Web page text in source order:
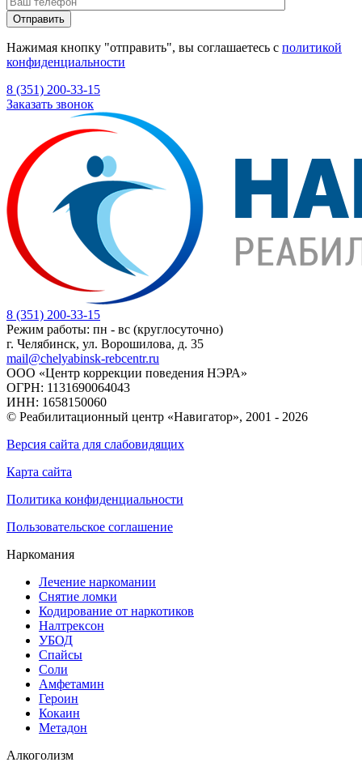
Нажимая кнопку "отправить", вы соглашаетесь с политикой
конфиденциальности
8 (351) 200-33-15
Заказать звонок
8 (351) 200-33-15
Режим работы: пн - вс (круглосуточно)
г. Челябинск, ул. Ворошилова, д. 35
mail@chelyabinsk-rebcentr.ru
ООО «Центр коррекции поведения НЭРА»
ОГРН: 1131690064043
ИНН: 1658150060
© Реабилитационный центр «Навигатор», 2001 - 2026
Версия сайта для слабовидящих
Карта сайта
Политика конфиденциальности
Пользовательское соглашение
Наркомания
Лечение наркомании
Снятие ломки
Кодирование от наркотиков
Налтрексон
УБОД
Спайсы
Соли
Амфетамин
Героин
Кокаин
Метадон
Алкоголизм